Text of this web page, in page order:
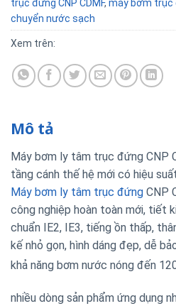
trục đứng CNP CDMF, máy bơm trục
chuyển nước sạch
Xem trên:
Mô tả
Máy bơm ly tâm trục đứng CNP
tầng cánh thế hệ mới có hiệu
Máy bơm ly tâm trục đứng CNP
công nghiệp hoàn toàn mới, tiết
chuẩn IE2, IE3, tiếng ồn thấp,
kế nhỏ gọn, hình dáng đẹp, dễ
khả năng bơm nước nóng đến
nhiều dòng sản phẩm ứng dụng